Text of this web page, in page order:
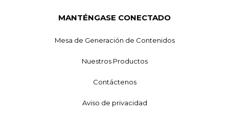
MANTÉNGASE CONECTADO
Mesa de Generación de Contenidos
Nuestros Productos
Contáctenos
Aviso de privacidad